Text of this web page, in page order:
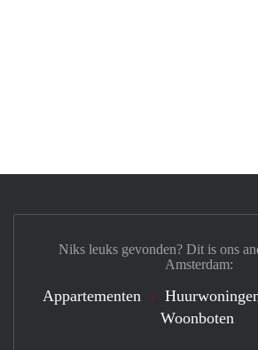
Niks leuks gevonden? Dit is ons
Amsterdam:
Appartementen
Woonboten